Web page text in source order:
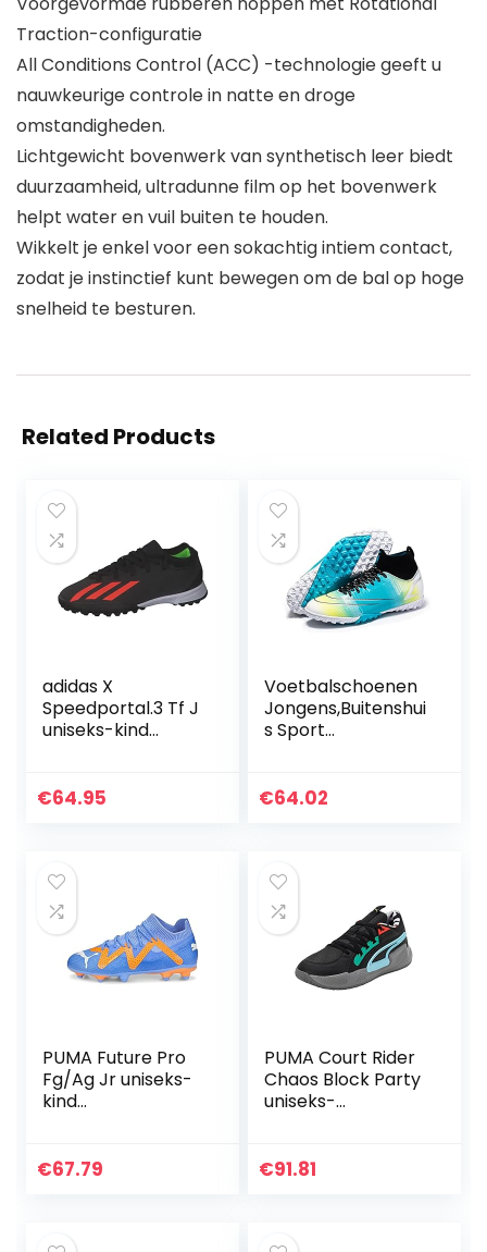
Traction-configuratie
All Conditions Control (ACC) -technologie geeft u
nauwkeurige controle in natte en droge
omstandigheden.
Lichtgewicht bovenwerk van synthetisch leer biedt
duurzaamheid, ultradunne film op het bovenwerk
helpt water en vuil buiten te houden.
Wikkelt je enkel voor een sokachtig intiem contact,
zodat je instinctief kunt bewegen om de bal op hoge
snelheid te besturen.
Related Products
adidas X
Speedportal.3 Tf J
uniseks-kind
€64.95
Voetbalschoenen
Jongens,Buitenshui
s Sport
Kinderen,Comfort
Kindertraining
(Color : Blue, Size :
34 EU)
€64.02
PUMA Future Pro
Fg/Ag Jr uniseks-
kind
€67.79
PUMA Court Rider
Chaos Block Party
uniseks-
€91.81